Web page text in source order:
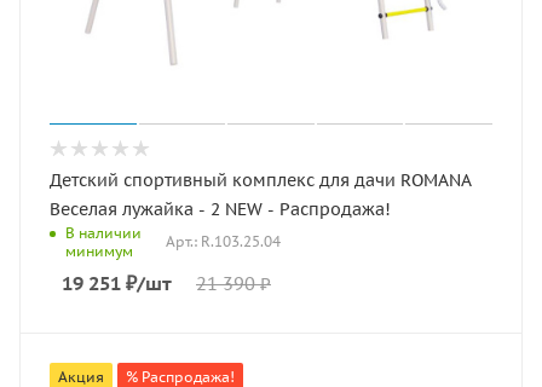
Детский спортивный комплекс для дачи ROMANA
Веселая лужайка - 2 NEW - Распродажа!
В наличии
минимум
Арт.: R.103.25.04
19 251 ₽/шт 21 390₽
Акция % Распродажа!